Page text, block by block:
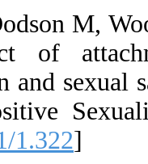
2. Barnes
C. The
Journal of
[